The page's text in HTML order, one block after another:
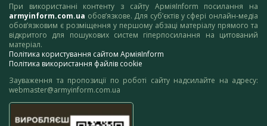
При використанні контенту з сайту АрміяInform посилання на
armyinform.com.ua обов’язкове. Для суб’єктів у сфері онлайн-медіа
обов’язковим є розміщення у першому абзаці матеріалу прямого та
відкритого для пошукових систем гіперпосилання на цитований
матеріал.
Політика користування сайтом АрміяInform
Політика використання файлів cookie
Зауваження та пропозиції по роботі сайту надсилайте на адресу:
webmaster@armyinform.com.ua